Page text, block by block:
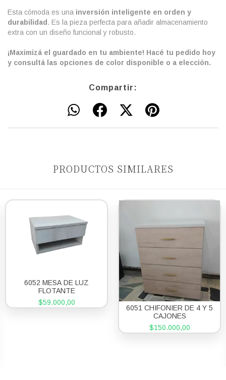
Esta cómoda es una inversión inteligente en orden y
durabilidad . Es la pieza perfecta para añadir almacenamiento
extra con un diseño funcional y robusto.
¡Maximizá el guardado en tu ambiente! Hacé tu pedido hoy
y consultá las opciones de color disponible o a elección.
Compartir:
PRODUCTOS SIMILARES
6052 MESA DE LUZ
FLOTANTE
$59.000,00
6051 CHIFONIER DE 4 Y 5
CAJONES
$150.000,00